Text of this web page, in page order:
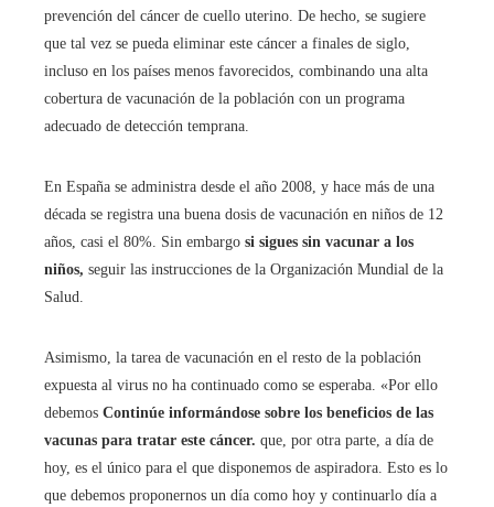
prevención del cáncer de cuello uterino. De hecho, se sugiere
que tal vez se pueda eliminar este cáncer a finales de siglo,
incluso en los países menos favorecidos, combinando una alta
cobertura de vacunación de la población con un programa
adecuado de detección temprana.
En España se administra desde el año 2008, y hace más de una
década se registra una buena dosis de vacunación en niños de 12
años, casi el 80%. Sin embargo si sigues sin vacunar a los
niños, seguir las instrucciones de la Organización Mundial de la
Salud.
Asimismo, la tarea de vacunación en el resto de la población
expuesta al virus no ha continuado como se esperaba. «Por ello
debemos Continúe informándose sobre los beneficios de las
vacunas para tratar este cáncer. que, por otra parte, a día de
hoy, es el único para el que disponemos de aspiradora. Esto es lo
que debemos proponernos un día como hoy y continuarlo día a